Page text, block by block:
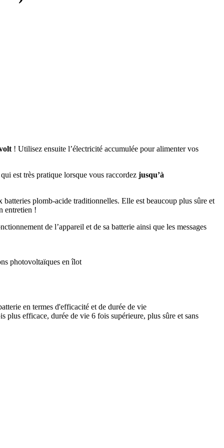
! Utilisez ensuite l’électricité accumulée pour alimenter vos
est très pratique lorsque vous raccordez jusqu’à
plomb-acide traditionnelles. Elle est beaucoup plus sûre et
entretien !
de l’appareil et de sa batterie ainsi que les messages
photovoltaïques en îlot
en termes d'efficacité et de durée de vie
plus efficace, durée de vie 6 fois supérieure, plus sûre et sans